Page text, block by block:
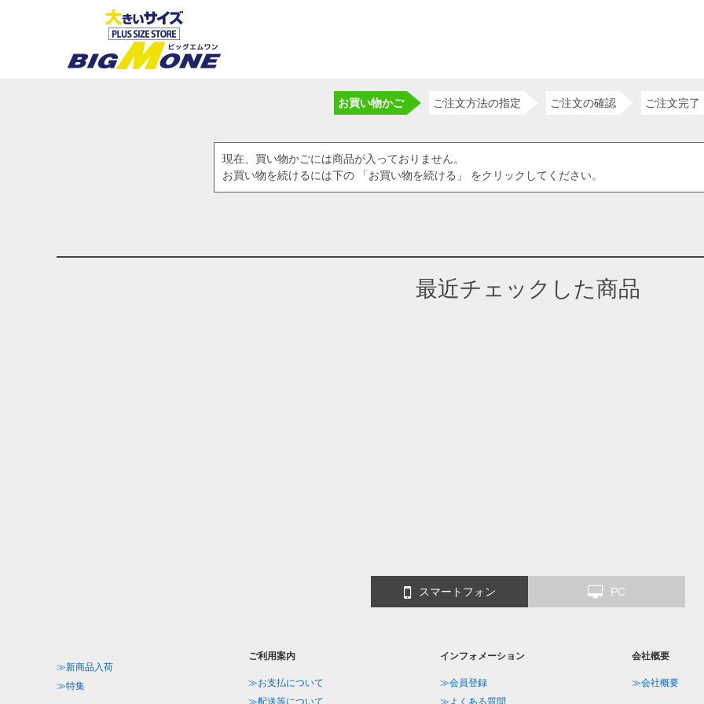
お買い物かご ご注文方法の指定 ご注文の確認 ご注文完了
現在、買い物かごには商品が入っておりません。
お買い物を続けるには下の 「お買い物を続ける」 をクリックしてください。
最近チェックした商品
スマートフォン PC
≫新商品入荷
≫特集
ご利用案内
≫お支払について
≫配送等について
インフォメーション
≫会員登録
≫よくある質問
会社概要
≫会社概要